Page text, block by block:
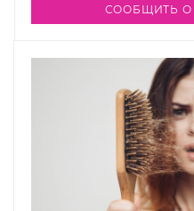
СООБЩИТЬ О